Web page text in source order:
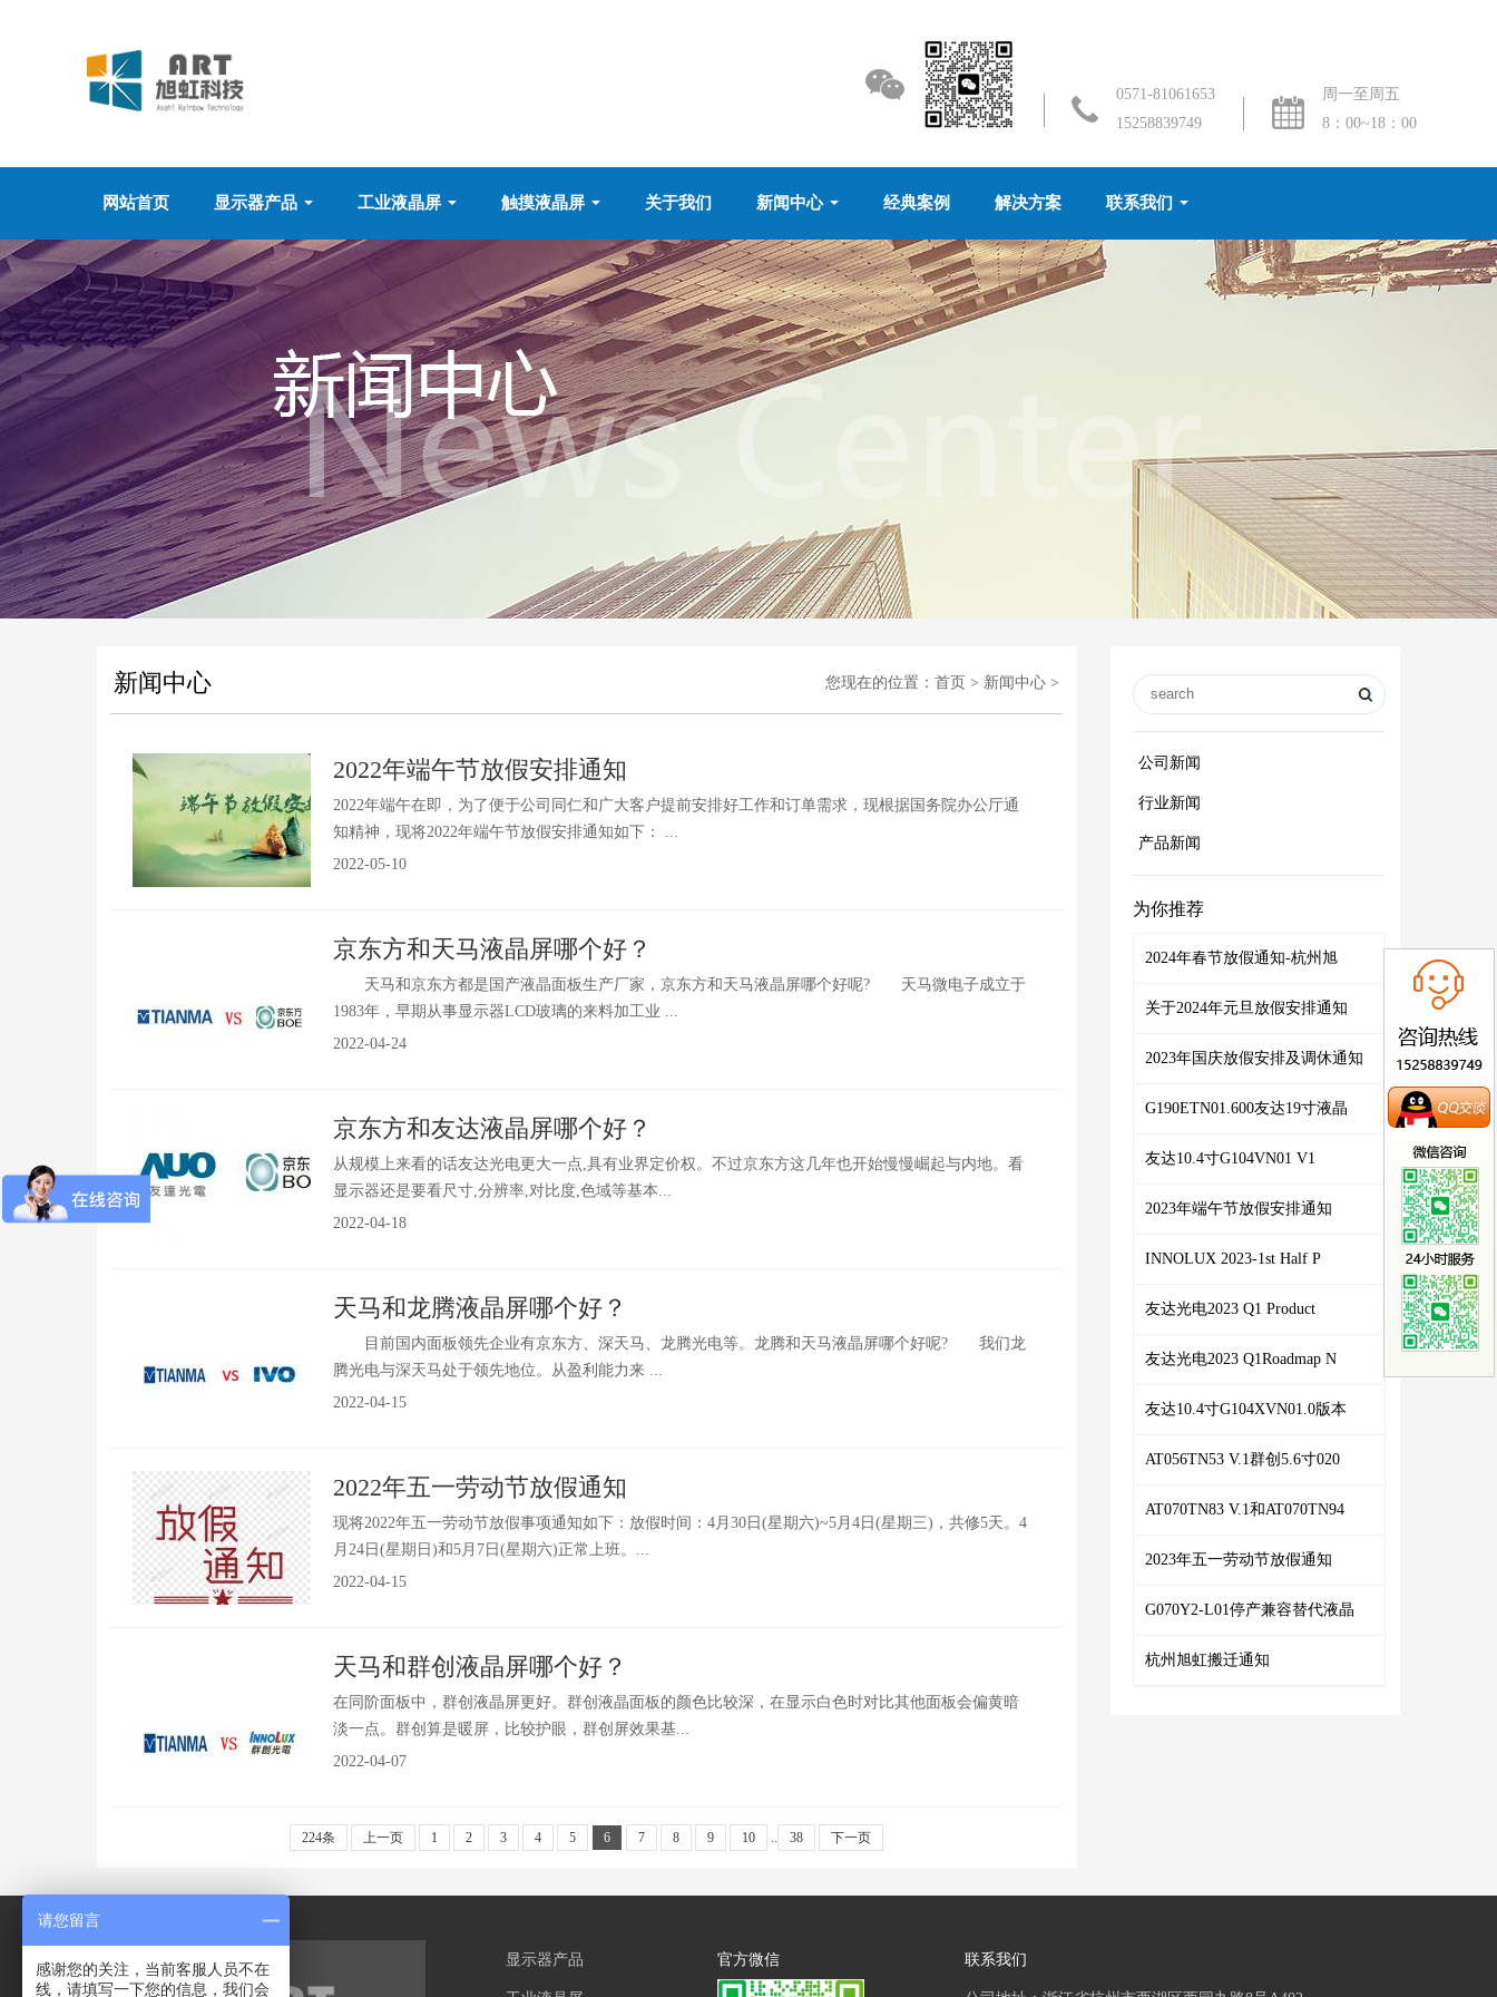
0571-81061653
15258839749
周一至周五
8：00~18：00
网站首页 显示器产品 工业液晶屏 触摸液晶屏 关于我们 新闻中心 经典案例 解决方案 联系我们
新闻中心 您现在的位置： 首页 > 新闻中心 >
2022年端午节放假安排通知
2022年端午在即，为了便于公司同仁和广大客户提前安排好工作和订单需求，现根据国务院办公厅通
知精神，现将2022年端午节放假安排通知如下： ...
2022-05-10
京东方和天马液晶屏哪个好？
天马和京东方都是国产液晶面板生产厂家，京东方和天马液晶屏哪个好呢? 天马微电子成立于
1983年，早期从事显示器LCD玻璃的来料加工业 ...
2022-04-24
京东方和友达液晶屏哪个好？
从规模上来看的话友达光电更大一点,具有业界定价权。不过京东方这几年也开始慢慢崛起与内地。看
显示器还是要看尺寸,分辨率,对比度,色域等基本...
2022-04-18
天马和龙腾液晶屏哪个好？
目前国内面板领先企业有京东方、深天马、龙腾光电等。龙腾和天马液晶屏哪个好呢? 我们龙
腾光电与深天马处于领先地位。从盈利能力来 ...
2022-04-15
2022年五一劳动节放假通知
现将2022年五一劳动节放假事项通知如下：放假时间：4月30日(星期六)~5月4日(星期三)，共修5天。4
月24日(星期日)和5月7日(星期六)正常上班。...
2022-04-15
天马和群创液晶屏哪个好？
在同阶面板中，群创液晶屏更好。群创液晶面板的颜色比较深，在显示白色时对比其他面板会偏黄暗
淡一点。群创算是暖屏，比较护眼，群创屏效果基...
2022-04-07
224条 上一页 1 2 3 4 5 6 7 8 9 10 .. 38 下一页
公司新闻
行业新闻
产品新闻
为你推荐
2024年春节放假通知-杭州旭
关于2024年元旦放假安排通知
2023年国庆放假安排及调休通知
G190ETN01.600友达19寸液晶
友达10.4寸G104VN01 V1
2023年端午节放假安排通知
INNOLUX 2023-1st Half P
友达光电2023 Q1 Product
友达光电2023 Q1Roadmap N
友达10.4寸G104XVN01.0版本
AT056TN53 V.1群创5.6寸020
AT070TN83 V.1和AT070TN94
2023年五一劳动节放假通知
G070Y2-L01停产兼容替代液晶
杭州旭虹搬迁通知
显示器产品 官方微信 联系我们
请您留言
感谢您的关注，当前客服人员不在
线，请填写一下您的信息，我们会